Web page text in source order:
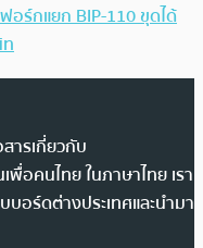
อร์กแยก BIP-110 ขุดได้
ารเกี่ยวกับ
พื่อคนไทย ในภาษาไทย เรา
บอร์ดต่างประเทศและนำมา